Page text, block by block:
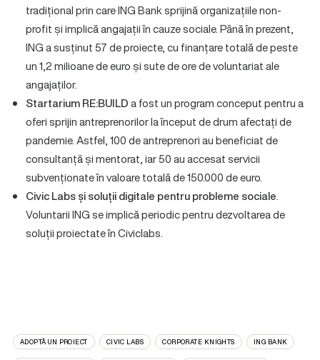
tradițional prin care ING Bank sprijină organizațiile non-
profit și implică angajații în cauze sociale. Până în prezent,
ING a susținut 57 de proiecte, cu finanțare totală de peste
un 1,2 milioane de euro și sute de ore de voluntariat ale
angajaților.
Startarium RE:BUILDa fost un program conceput pentru a
oferi sprijin antreprenorilor la început de drum afectați de
pandemie. Astfel, 100 de antreprenori au beneficiat de
consultanță și mentorat, iar 50 au accesat servicii
subvenționate în valoare totală de 150.000 de euro.
Civic Labs și soluții digitale pentru probleme sociale.
Voluntarii ING se implică periodic pentru dezvoltarea de
soluții proiectate în Civiclabs.
ADOPTĂ UN PROIECT CIVIC LABS CORPORATE KNIGHTS ING BANK